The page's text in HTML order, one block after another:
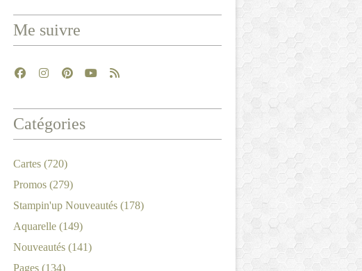
Me suivre
Catégories
Cartes (720)
Promos (279)
Stampin'up Nouveautés (178)
Aquarelle (149)
Nouveautés (141)
Pages (134)